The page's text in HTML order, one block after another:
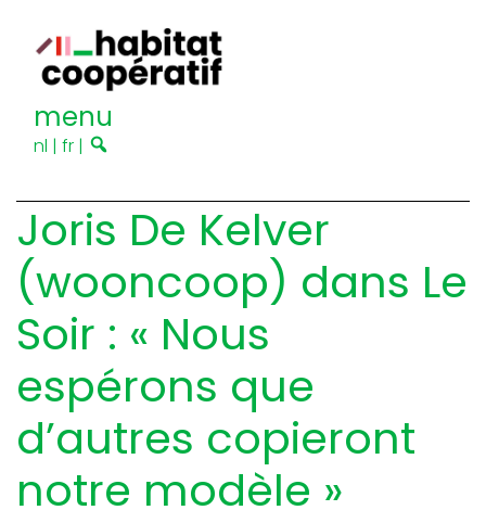
menu
nl | fr |
Joris De Kelver
(wooncoop) dans Le
Soir : « Nous
espérons que
d’autres copieront
notre modèle »